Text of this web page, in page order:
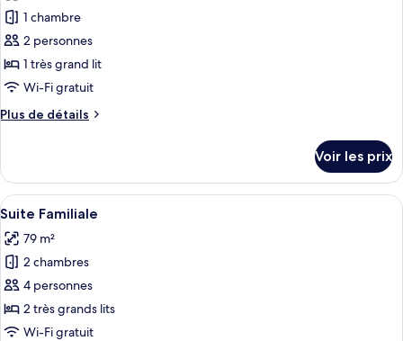
grand
lit,
vue
lac
photos
pour
ce
type
chambre :
très
grand
lit
1 chambre
2 personnes
1 très grand lit
Wi-Fi gratuit
Plus de détails
Plus
le
type
de
Suite
Studio,
très
grand
lit
Voir les prix
Afficher
toutes
les
photos
pour
ce
type
Un couloir moderne avec un coin
4
Suite Familiale
79 m²
2 chambres
4 personnes
2 très grands lits
Wi-Fi gratuit